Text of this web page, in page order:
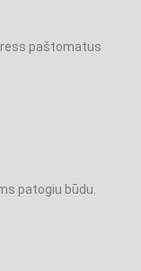
paštomatus
patogiu būdu.